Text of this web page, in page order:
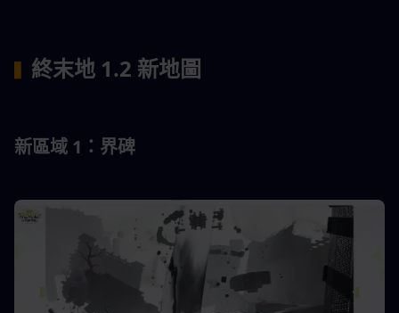
終末地 1.2 新地圖
新區域 1：界碑